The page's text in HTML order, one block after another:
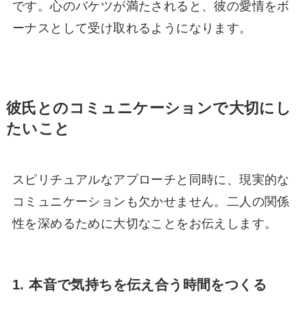
です。心のバケツが満たされると、彼の愛情をボ
ーナスとして受け取れるようになります。
彼氏とのコミュニケーションで大切にし
たいこと
スピリチュアルなアプローチと同時に、現実的な
コミュニケーションも欠かせません。二人の関係
性を深めるために大切なことをお伝えします。
1. 本音で気持ちを伝え合う時間をつくる